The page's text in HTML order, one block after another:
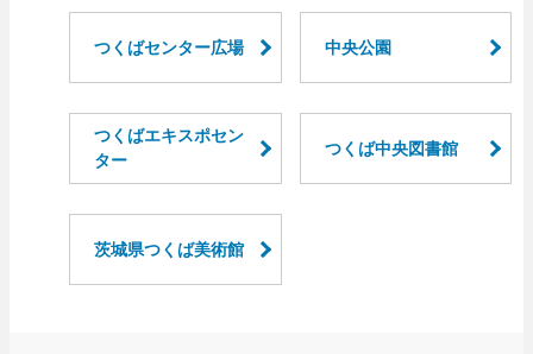
つくばセンター広場 中央公園
つくばエキスポセン
ター
つくば中央図書館
茨城県つくば美術館